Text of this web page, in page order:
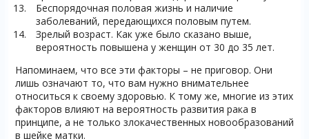
Беспорядочная половая жизнь и наличие
заболеваний, передающихся половым путем.
Зрелый возраст. Как уже было сказано выше,
вероятность повышена у женщин от 30 до 35 лет.
Напоминаем, что все эти факторы – не приговор. Они
лишь означают то, что вам нужно внимательнее
относиться к своему здоровью. К тому же, многие из этих
факторов влияют на вероятность развития рака в
принципе, а не только злокачественных новообразований
в шейке матки.